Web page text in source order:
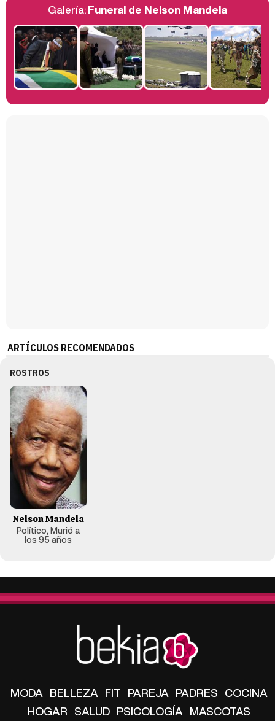
Manu Baqueiro: "Tuve como referente a Bruce Willis en 'Luz de Luna' para mi trabajo en la serie 'Perdiendo el juicio'"
Galería:Funeral de Nelson Mandela
ARTÍCULOS RECOMENDADOS
ROSTROS
Nelson Mandela
Político, Murió a
los 95 años
MODA BELLEZA FIT PAREJA PADRES COCINA
HOGAR SALUD PSICOLOGÍA MASCOTAS